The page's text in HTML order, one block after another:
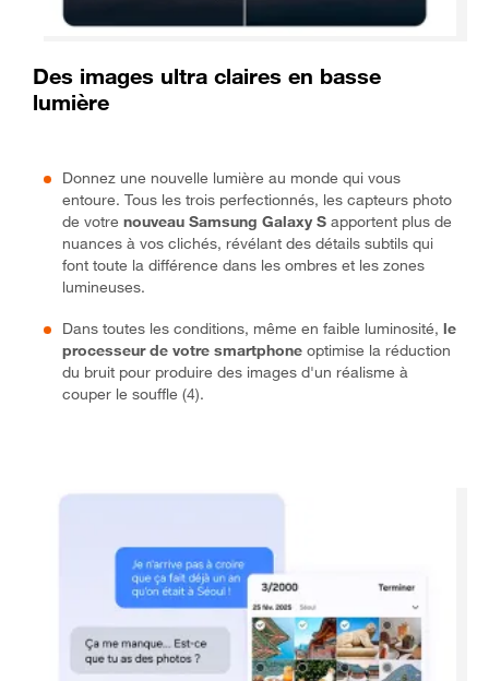
Des images ultra claires en basse
lumière
Donnez une nouvelle lumière au monde qui vous
entoure. Tous les trois perfectionnés, les capteurs photo
de votre nouveau Samsung Galaxy S apportent plus de
nuances à vos clichés, révélant des détails subtils qui
font toute la différence dans les ombres et les zones
lumineuses.
Dans toutes les conditions, même en faible luminosité, le
processeur de votre smartphone optimise la réduction
du bruit pour produire des images d'un réalisme à
couper le souffle (4).